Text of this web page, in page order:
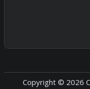
Copyright © 2026